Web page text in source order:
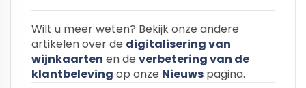
Wilt u meer weten? Bekijk onze andere
artikelen over de digitalisering van
wijnkaarten en de verbetering van de
klantbeleving op onze Nieuws pagina.